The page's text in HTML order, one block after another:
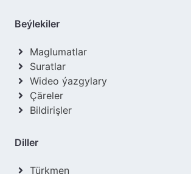
Beýlekiler
Maglumatlar
Suratlar
Wideo ýazgylary
Çäreler
Bildirişler
Diller
Türkmen